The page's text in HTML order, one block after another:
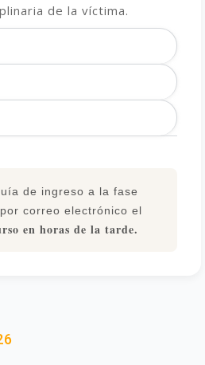
de la víctima.
de ingreso a la fase
correo electrónico el
en horas de la tarde.